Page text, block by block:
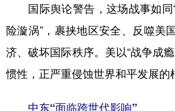
彩票 娱乐 时
公益 一带一路 亚太
文化产业
国际舆论警告，这场战事如同
险漩涡”，裹挟地区安全、反噬美
济、破坏国际秩序。美以“战争成
惯性，正严重侵蚀世界和平发展的
中东“面临跨世代影响”